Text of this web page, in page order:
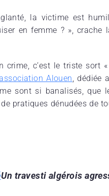
la victime est
en femme ? », crache
crime, c’est le triste sort
Alouen, dédiée
sont si banalisés, que
pratiques dénudées de
Un travesti algérois